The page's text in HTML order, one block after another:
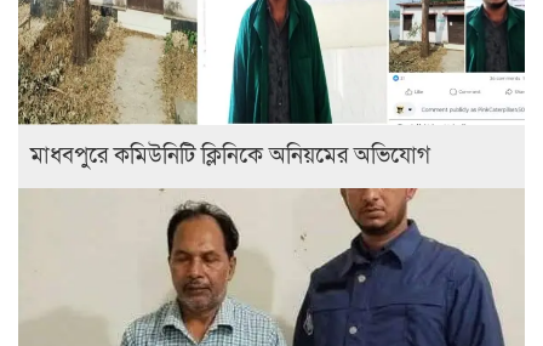
মাধবপুরে কমিউনিটি ক্লিনিকে অনিয়মের অভিযোগ